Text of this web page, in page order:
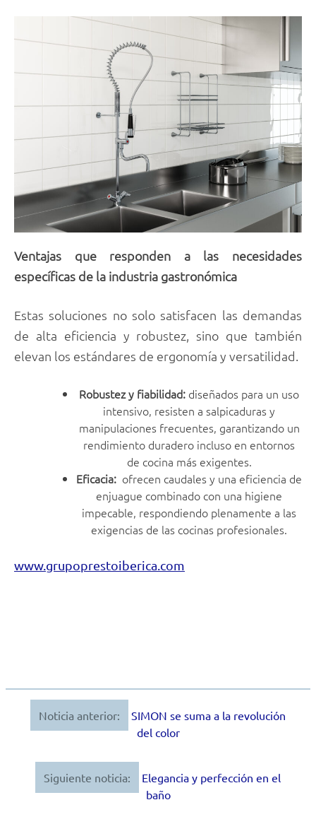
Ventajas que responden a las necesidades
específicas de la industria gastronómica
Estas soluciones no solo satisfacen las demandas
de alta eficiencia y robustez, sino que también
elevan los estándares de ergonomía y versatilidad.
Robustez y fiabilidad: diseñados para un uso
intensivo, resisten a salpicaduras y
manipulaciones frecuentes, garantizando un
rendimiento duradero incluso en entornos
de cocina más exigentes.
Eficacia: ofrecen caudales y una eficiencia de
enjuague combinado con una higiene
impecable, respondiendo plenamente a las
exigencias de las cocinas profesionales.
www.grupoprestoiberica.com
Navegación
entradas
Noticia anterior:
SIMON se suma a la revolución
del color
Siguiente noticia:
Elegancia y perfección en el
baño